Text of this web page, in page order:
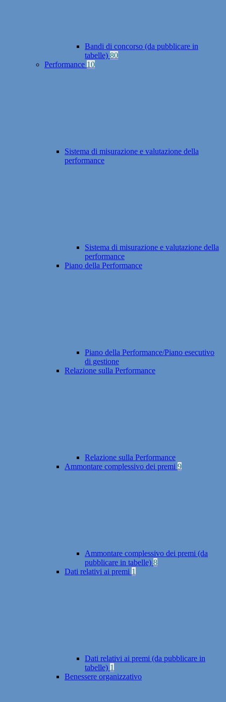
Bandi di concorso (da pubblicare in
tabelle) 80
Performance 10
Sistema di misurazione e valutazione della
performance
Sistema di misurazione e valutazione della
performance
Piano della Performance
Piano della Performance/Piano esecutivo
di gestione
Relazione sulla Performance
Relazione sulla Performance
Ammontare complessivo dei premi 9
Ammontare complessivo dei premi (da
pubblicare in tabelle) 8
Dati relativi ai premi 1
Dati relativi ai premi (da pubblicare in
tabelle) 1
Benessere organizzativo